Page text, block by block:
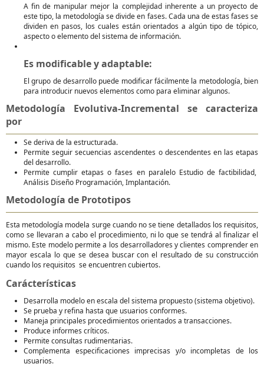
A fin de manipular mejor la complejidad inherente a un proyecto de
este tipo, la metodología se divide en fases. Cada una de estas fases se
dividen en pasos, los cuales están orientados a algún tipo de tópico,
aspecto o elemento del sistema de información.
Es modificable y adaptable:
El grupo de desarrollo puede modificar fácilmente la metodología, bien
para introducir nuevos elementos como para eliminar algunos.
Metodología Evolutiva-Incremental se caracteriza
por
Se deriva de la estructurada.
Permite seguir secuencias ascendentes o descendentes en las etapas
del desarrollo.
Permite cumplir etapas o fases en paralelo Estudio de factibilidad,
Análisis Diseño Programación, Implantación.
Metodología de Prototipos
Esta metodología modela surge cuando no se tiene detallados los requisitos,
como se llevaran a cabo el procedimiento, ni lo que se tendrá al finalizar el
mismo. Este modelo permite a los desarrolladores y clientes comprender en
mayor escala lo que se desea buscar con el resultado de su construcción
cuando los requisitos se encuentren cubiertos.
Carácterísticas
Desarrolla modelo en escala del sistema propuesto (sistema objetivo).
Se prueba y refina hasta que usuarios conformes.
Maneja principales procedimientos orientados a transacciones.
Produce informes críticos.
Permite consultas rudimentarias.
Complementa especificaciones imprecisas y/o incompletas de los
usuarios.